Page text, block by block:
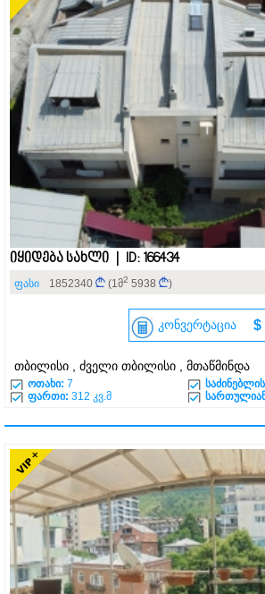
იყიდება სახლი | ID: 166434
ფასი 1852340 (1მ2 5938 )
კონვერტაცია $
თბილისი , ძველი თბილისი , მთაწმინდა
ოთახი: 7
ფართი: 312 კვ.მ